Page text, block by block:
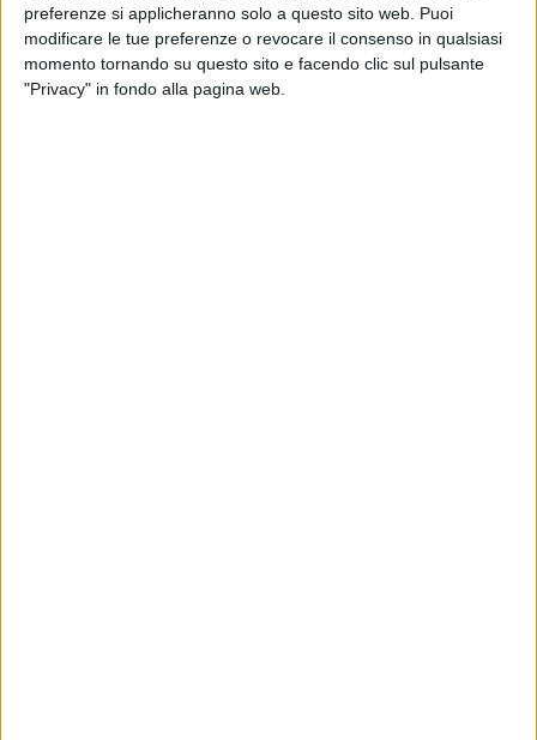
preferenze si applicheranno solo a questo sito web. Puoi
modificare le tue preferenze o revocare il consenso in qualsiasi
momento tornando su questo sito e facendo clic sul pulsante
"Privacy" in fondo alla pagina web.
La squadra è ancora a ranghi ridotti. Assente il capitano
Mastrototaro che sta osservando un lungo periodo di riposo
per ristabilirsi completamente dalla fascite plantare.